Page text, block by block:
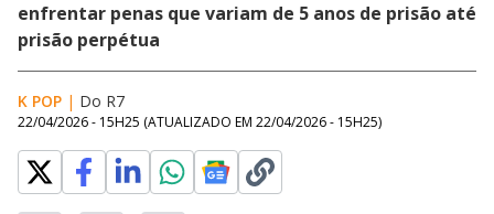
enfrentar penas que variam de 5 anos de prisão até
prisão perpétua
K POP | Do R7
22/04/2026 - 15H25 (ATUALIZADO EM 22/04/2026 - 15H25)